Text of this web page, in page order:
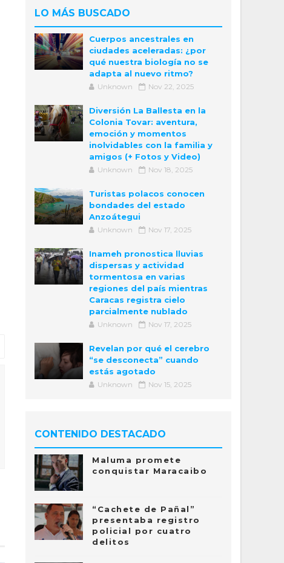
LO MÁS BUSCADO
Cuerpos ancestrales en
ciudades aceleradas: ¿por
qué nuestra biología no se
adapta al nuevo ritmo?
Unknown Nov 22, 2025
Diversión La Ballesta en la
Colonia Tovar: aventura,
emoción y momentos
inolvidables con la familia y
amigos (+ Fotos y Video)
Unknown Nov 18, 2025
Turistas polacos conocen
bondades del estado
Anzoátegui
Unknown Nov 17, 2025
Inameh pronostica lluvias
dispersas y actividad
tormentosa en varias
regiones del país mientras
Caracas registra cielo
parcialmente nublado
Unknown Nov 17, 2025
Revelan por qué el cerebro
“se desconecta” cuando
estás agotado
Unknown Nov 15, 2025
CONTENIDO DESTACADO
Maluma promete
conquistar Maracaibo
“Cachete de Pañal”
presentaba registro
policial por cuatro
delitos